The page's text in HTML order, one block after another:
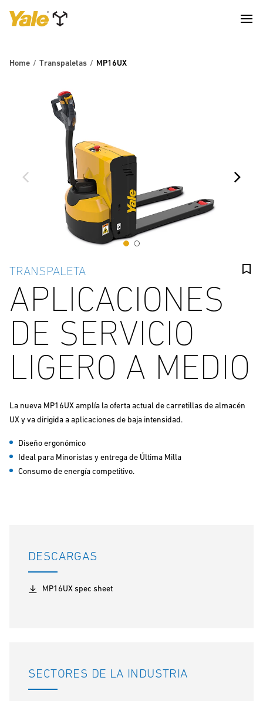
Home Transpaletas MP16UX
TRANSPALETA
APLICACIONES
DE SERVICIO
LIGERO A MEDIO
La nueva MP16UX amplía la oferta actual de carretillas de almacén
UX y va dirigida a aplicaciones de baja intensidad.
Diseño ergonómico
Ideal para Minoristas y entrega de Última Milla
Consumo de energía competitivo.
DESCARGAS
MP16UX spec sheet
SECTORES DE LA INDUSTRIA